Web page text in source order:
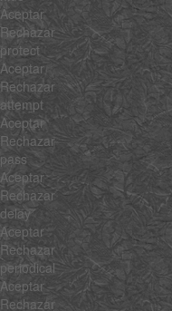
Aceptar
Rechazar
protect
Aceptar
Rechazar
attempt
Aceptar
Rechazar
pass
Aceptar
Rechazar
delay
Aceptar
Rechazar
periodical
Aceptar
Rechazar